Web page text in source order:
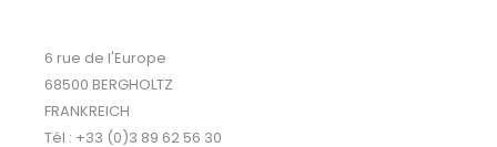
6 rue de l'Europe
68500 BERGHOLTZ
FRANKREICH
Tél : +33 (0)3 89 62 56 30